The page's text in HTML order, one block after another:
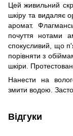
Цей живильний
шкіру та видаляє
аромат.
почуття нотами
спокусливий, що
порівняти з
шкіри.
Нанести на
змити водою.
Відгуки